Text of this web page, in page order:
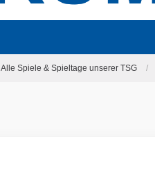
Alle Spiele & Spieltage unserer TSG